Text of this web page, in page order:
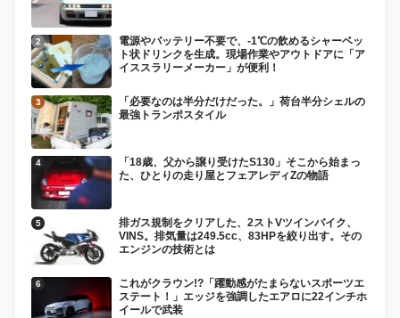
電源やバッテリー不要で、-1℃の飲めるシャーベッ
ト状ドリンクを生成。現場作業やアウトドアに「ア
イススラリーメーカー」が便利！
「必要なのは半分だけだった。」荷台半分シェルの
最強トランポスタイル
「18歳、父から譲り受けたS130」そこから始まっ
た、ひとりの走り屋とフェアレディZの物語
排ガス規制をクリアした、2ストVツインバイク、
VINS。排気量は249.5cc、83HPを絞り出す。その
エンジンの技術とは
これがクラウン!?「躍動感がたまらないスポーツエ
ステート！」エッジを強調したエアロに22インチホ
イールで武装